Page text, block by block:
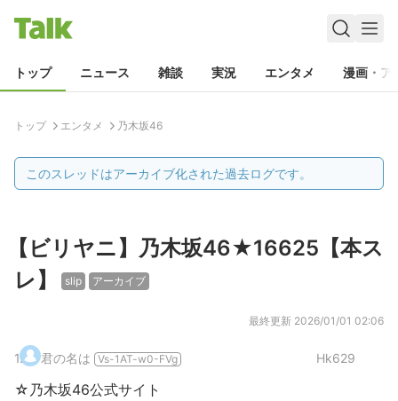
トップ ニュース 雑談 実況 エンタメ 漫画・ア
トップ エンタメ 乃木坂46
このスレッドはアーカイブ化された過去ログです。
【ビリヤニ】乃木坂46★16625【本ス
レ】
slip アーカイブ
最終更新 2026/01/01 02:06
1. 君の名は Vs-1AT-w0-FVg Hk629
☆乃木坂46公式サイト